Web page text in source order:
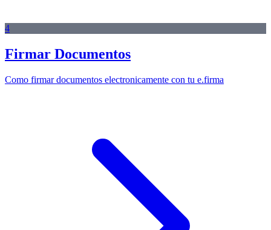
4
Firmar Documentos
Como firmar documentos electronicamente con tu e.firma